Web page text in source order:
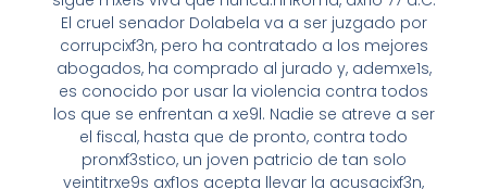
El cruel senador Dolabela va a ser juzgado por
corrupcixf3n, pero ha contratado a los mejores
abogados, ha comprado al jurado y, ademxe1s,
es conocido por usar la violencia contra todos
los que se enfrentan a xe9l. Nadie se atreve a ser
el fiscal, hasta que de pronto, contra todo
pronxf3stico, un joven patricio de tan solo
veintitrxe9s axf1os acepta llevar la acusacixf3n,